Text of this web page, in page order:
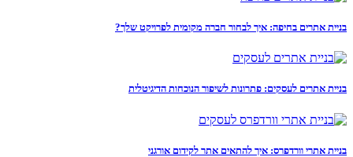
בניית אתרים בחיפה: איך לבחור חברה מקומית לפרויקט שלך?
בניית אתרים לעסקים: פתרונות לשיפור הנוכחות הדיגיטלית
בניית אתרי וורדפרס: איך להתאים אתר לקידום אורגני